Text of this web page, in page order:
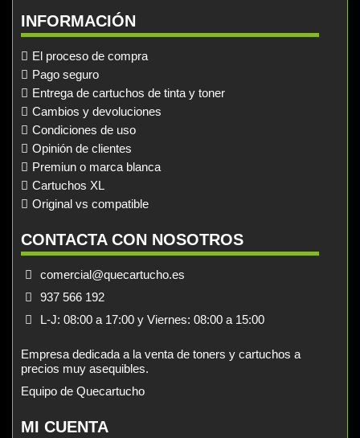
INFORMACIÓN
El proceso de compra
Pago seguro
Entrega de cartuchos de tinta y toner
Cambios y devoluciones
Condiciones de uso
Opinión de clientes
Premiun o marca blanca
Cartuchos XL
Original vs compatible
CONTACTA CON NOSOTROS
comercial@quecartucho.es
937 566 192
L-J: 08:00 a 17:00 y Viernes: 08:00 a 15:00
Empresa dedicada a la venta de toners y cartuchos a
precios muy asequibles.
Equipo de Quecartucho
MI CUENTA